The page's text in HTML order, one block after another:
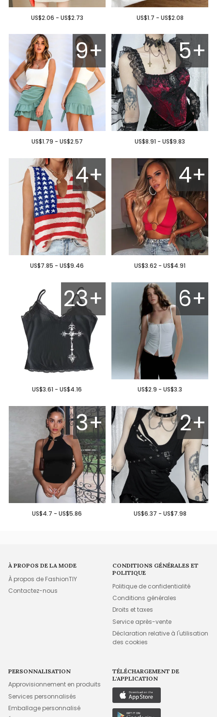
US$2.06 - US$2.73 US$1.7 - US$2.08
9+
US$1.79 - US$2.57
5+
US$8.91 - US$9.83
4+
US$7.85 - US$9.46
4+
US$3.62 - US$4.91
23+
US$3.61 - US$4.16
6+
US$2.9 - US$3.3
3+
US$4.7 - US$5.86
2+
US$6.37 - US$7.98
À PROPOS DE LA MODE
À propos de FashionTIY
Contactez-nous
CONDITIONS GÉNÉRALES ET
POLITIQUE
Politique de confidentialité
Conditions générales
Droits et taxes
Service après-vente
Déclaration relative à l'utilisation
des cookies
PERSONNALISATION
Approvisionnement en produits
Services personnalisés
Emballage personnalisé
TÉLÉCHARGEMENT DE
L'APPLICATION